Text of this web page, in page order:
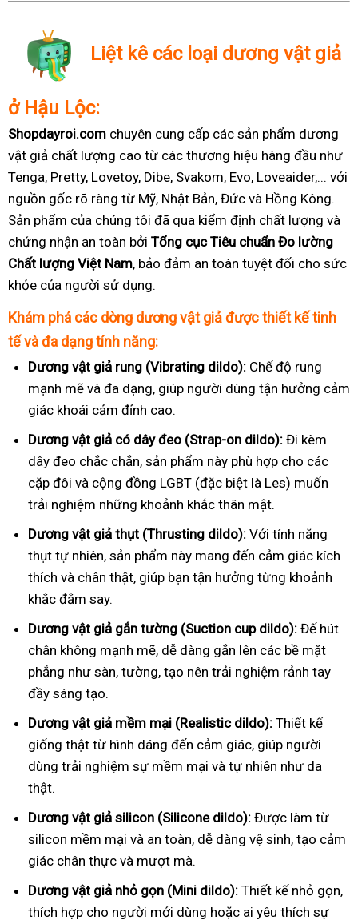
Liệt kê các loại dương vật giả
ở Hậu Lộc:
Shopdayroi.com chuyên cung cấp các sản phẩm dương
vật giả chất lượng cao từ các thương hiệu hàng đầu như
Tenga, Pretty, Lovetoy, Dibe, Svakom, Evo, Loveaider,... với
nguồn gốc rõ ràng từ Mỹ, Nhật Bản, Đức và Hồng Kông.
Sản phẩm của chúng tôi đã qua kiểm định chất lượng và
chứng nhận an toàn bởi Tổng cục Tiêu chuẩn Đo lường
Chất lượng Việt Nam, bảo đảm an toàn tuyệt đối cho sức
khỏe của người sử dụng.
Khám phá các dòng dương vật giả được thiết kế tinh
tế và đa dạng tính năng:
Dương vật giả rung (Vibrating dildo): Chế độ rung
mạnh mẽ và đa dạng, giúp người dùng tận hưởng cảm
giác khoái cảm đỉnh cao.
Dương vật giả có dây đeo (Strap-on dildo): Đi kèm
dây đeo chắc chắn, sản phẩm này phù hợp cho các
cặp đôi và cộng đồng LGBT (đặc biệt là Les) muốn
trải nghiệm những khoảnh khắc thân mật.
Dương vật giả thụt (Thrusting dildo): Với tính năng
thụt tự nhiên, sản phẩm này mang đến cảm giác kích
thích và chân thật, giúp bạn tận hưởng từng khoảnh
khắc đắm say.
Dương vật giả gắn tường (Suction cup dildo): Đế hút
chân không mạnh mẽ, dễ dàng gắn lên các bề mặt
phẳng như sàn, tường, tạo nên trải nghiệm rảnh tay
đầy sáng tạo.
Dương vật giả mềm mại (Realistic dildo): Thiết kế
giống thật từ hình dáng đến cảm giác, giúp người
dùng trải nghiệm sự mềm mại và tự nhiên như da
thật.
Dương vật giả silicon (Silicone dildo): Được làm từ
silicon mềm mại và an toàn, dễ dàng vệ sinh, tạo cảm
giác chân thực và mượt mà.
Dương vật giả nhỏ gọn (Mini dildo): Thiết kế nhỏ gọn,
thích hợp cho người mới dùng hoặc ai yêu thích sự